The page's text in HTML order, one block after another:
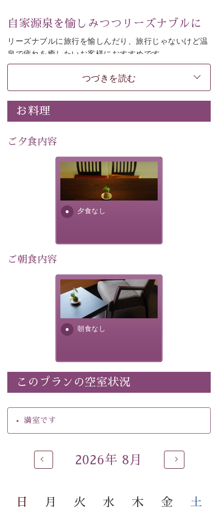
自家源泉を愉しみつつリーズナブルに
リーズナブルに旅行を愉しんだり、旅行じゃないけど温
泉で疲れを癒したいお客様におすすめです。
和モダンの落ち着くお部屋でお休みください。
-----------【安心への取り組み】----------
個室料亭、貸切風呂のご利用が可能な上、 安心安全にご
徹底した衛生管理を行っております。
-------------------------------------------------
・諏訪大社4社を巡る無料参拝バス（事前予約制）
・館内着をご用意
・駐車場完備
・チェックイン15時、チェックアウト10時
自家源泉「美翠源泉」は酸化の進みが遅く新鮮で若返り
の効果が高い、極めて希有な源泉です。身も心も癒され
るご入浴をお愉しみください。
温泉の成分に合わせ、防菌防カビの特殊素材の畳を使
用。 足元が柔らかく、そして滑りにくい畳のお風呂で
ご了承のほどお願いいたします。
眺望はございませんが、源泉掛け流しの温泉の質を楽し
貸切温泉風呂
です。ゆったりといやされるプライベー
【旅】
つづきを読む
お料理
ご夕食内容
夕食なし
夕食なしご夕食を追加される
場合は、二食付きのプランを
お選びくださいませ。
ご朝食内容
朝食なし
朝食なし。ご朝食を付ける場
合は朝食付きのプランをお選
びくださいませ。
このプランの空室状況
満室です
2026年 8月
日 月 火 水 木 金 土